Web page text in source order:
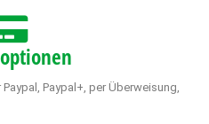
Paypal+, per Überweisung,